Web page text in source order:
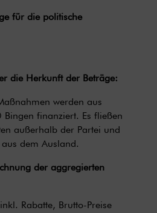
für die politische
die Herkunft der Beträge:
werden aus
Bingen finanziert. Es fließen
außerhalb der Partei und
dem Ausland.
der aggregierten
Rabatte, Brutto-Preise